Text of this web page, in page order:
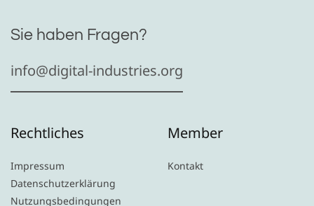
Sie haben Fragen?
info@digital-industries.org
Rechtliches
Impressum
Datenschutzerklärung
Nutzungsbedingungen
Member
Kontakt